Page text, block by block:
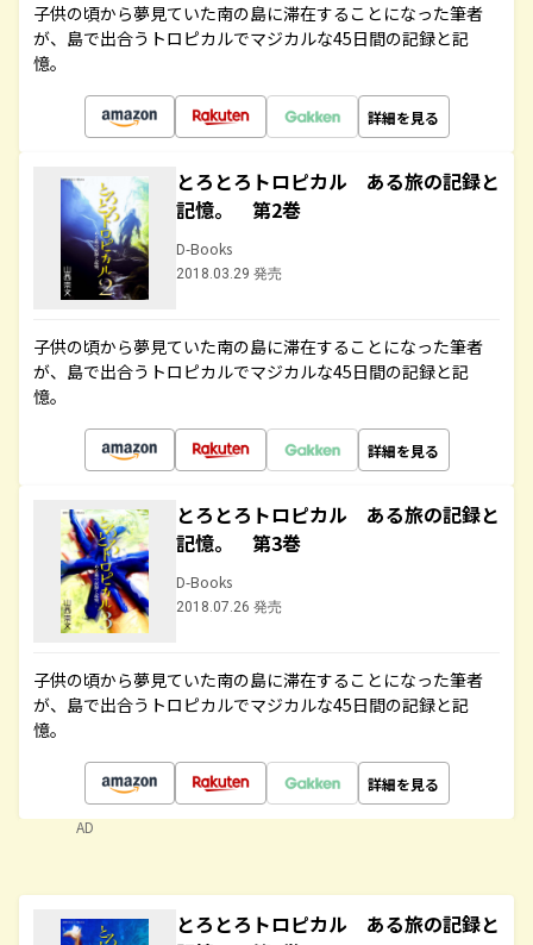
子供の頃から夢見ていた南の島に滞在することになった筆者
が、島で出合うトロピカルでマジカルな45日間の記録と記
憶。
詳細を見る
とろとろトロピカル ある旅の記録と
記憶。 第2巻
D-Books
2018.03.29 発売
子供の頃から夢見ていた南の島に滞在することになった筆者
が、島で出合うトロピカルでマジカルな45日間の記録と記
憶。
詳細を見る
とろとろトロピカル ある旅の記録と
記憶。 第3巻
D-Books
2018.07.26 発売
子供の頃から夢見ていた南の島に滞在することになった筆者
が、島で出合うトロピカルでマジカルな45日間の記録と記
憶。
詳細を見る
AD
とろとろトロピカル ある旅の記録と